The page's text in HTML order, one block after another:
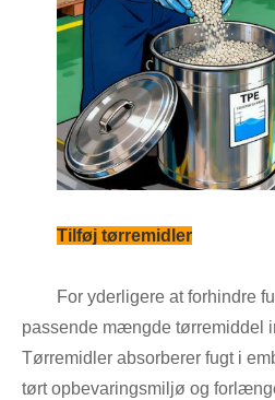
Tilføj tørremidler
For yderligere at forhindre
passende mængde tørremiddel
Tørremidler absorberer fugt i
tørt opbevaringsmiljø og